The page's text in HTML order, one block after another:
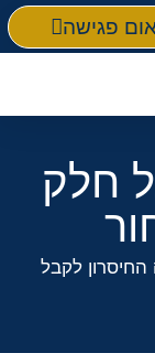
פגישה
חלק
לקבל